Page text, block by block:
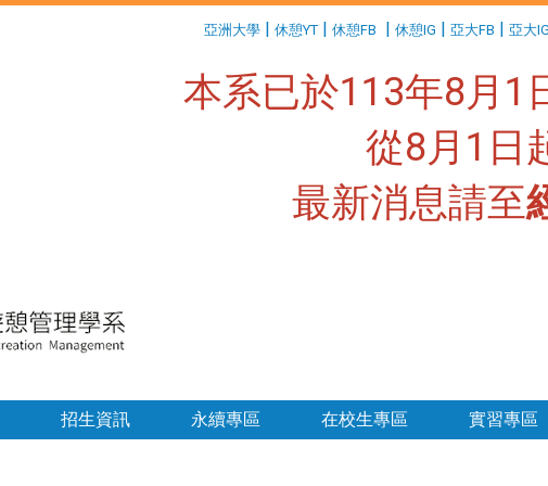
亞洲大學 | 休憩YT | 休憩FB | 休憩IG | 亞大FB | 亞大
本系已於113年8月1
從8月1日
最新消息請至
招生資訊 永續專區 在校生專區 實習專區